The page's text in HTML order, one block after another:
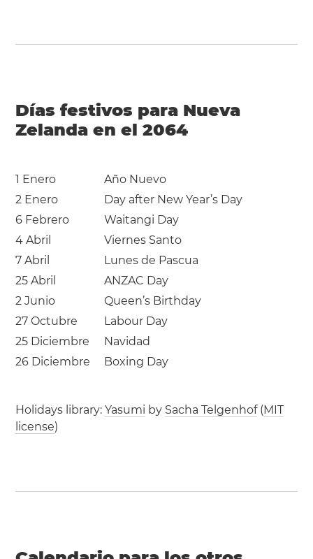
Días festivos para Nueva
Zelanda en el 2064
1 Enero
Año Nuevo
2 Enero
Day after New Year’s Day
6 Febrero
Waitangi Day
4 Abril
Viernes Santo
7 Abril
Lunes de Pascua
25 Abril
ANZAC Day
2 Junio
Queen’s Birthday
27 Octubre
Labour Day
25 Diciembre
Navidad
26 Diciembre
Boxing Day
Holidays library:Yasumi by Sacha Telgenhof(MIT
license)